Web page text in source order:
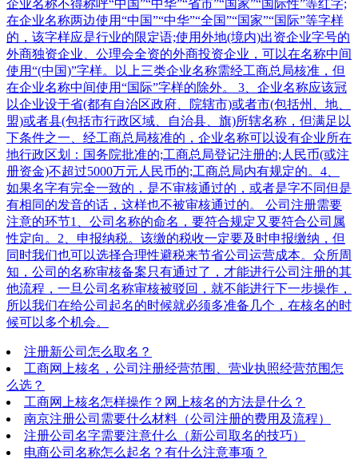
企业名称不得称呼“中国”“中华”“省市”“国家”“国际性”等红字;
在企业名称两边使用“中国”“中华”“全国”“国家”“国际”等字样
的，该字样应是行业的限定语;使用外地(境内)出资企业字号的
外商独资企业、公理会全资的外商投资企业，可以在名称中间
使用“(中国)”字样。以上三类企业名称需经工商总局核准，但
在企业名称中间使用“国际”字样的除外。 3、企业名称应该冠
以企业设于省(都有自治区政府、院辖市)或者市(包括州、地、
盟)或者县(包括市行政区域、自治县、旗)所辖名称，但满足以
下条件之一、经工商总局核准的，企业名称可以设有企业所在
地行政区划：国务院批准的;工商总局登记注册的;人民币(或注
册资金)不超过5000万元人民币的;工商总局内有规定的。4、
如果名字有完全一致的，是不审核通过的，或者是字不同但是
有相同的发音的话，这样也不被审核通过的。 公司注册需要
注意的环节1、公司名称的命名，要符合规定又要符合公司属
性定向。2、申报纳税。该缴的税收一定要及时申报缴纳，但
同时我们也可以选择合理性避税来节省公司运营成本。众所周
知，公司的名称审核备案只有通过了，才能进行公司注册的其
他流程，一旦公司名称审核被驳回，就不能进行下一步操作，
所以我们在给公司起名的时候就必须多准备几个，在核名的时
候可以多个机会。
注册新公司怎么取名？
工商网上核名，公司注册经营范围、营业执照经营范围怎
么选？
工商网上核名怎样操作？网上核名的方法是什么？
南京注册公司需要什么材料（公司注册的费用及流程）
注册公司名字需要注意什么（新公司取名的技巧）
电商公司名称怎么起名？有什么注意事项？